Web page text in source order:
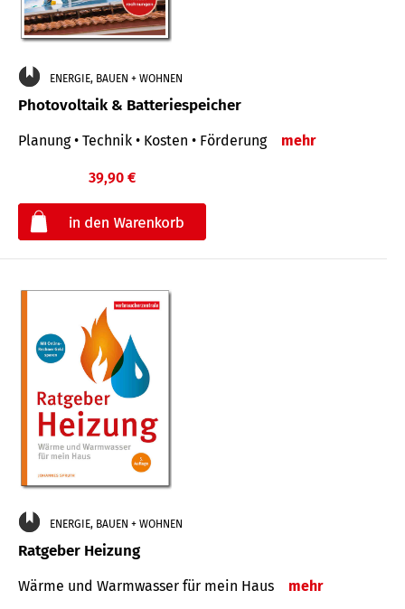
ENERGIE, BAUEN + WOHNEN
Photovoltaik & Batteriespeicher
Planung • Technik • Kosten • Förderung mehr
39,90 €
ENERGIE, BAUEN + WOHNEN
Ratgeber Heizung
Wärme und Warmwasser für mein Haus mehr